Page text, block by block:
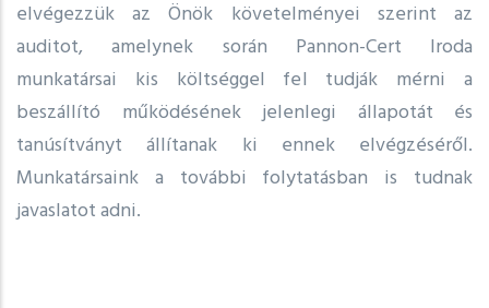
elvégezzük az Önök követelményei szerint az
auditot, amelynek során Pannon-Cert Iroda
munkatársai kis költséggel fel tudják mérni a
beszállító működésének jelenlegi állapotát és
tanúsítványt állítanak ki ennek elvégzéséről.
Munkatársaink a további folytatásban is tudnak
javaslatot adni.